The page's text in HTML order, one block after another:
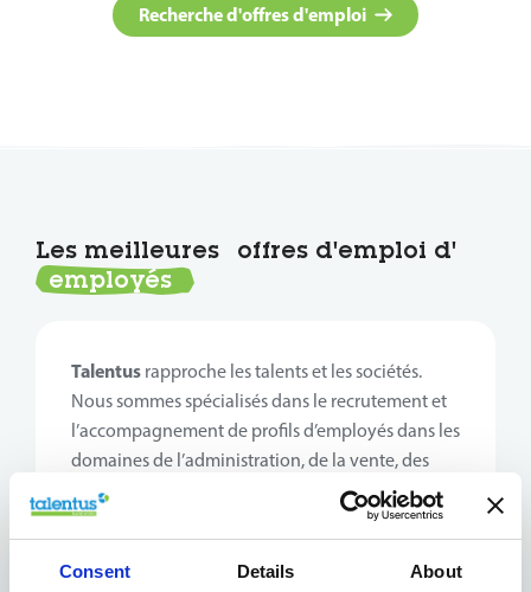
Consent Details About
Recherche d'offres d'emploi
Les meilleures
offres d'emploi d'
employés
Talentus rapproche les talents et les sociétés.
Nous sommes spécialisés dans le recrutement et
l’accompagnement de profils d’employés dans les
domaines de l’administration, de la vente, des
ressources humaines, de la finance, de la
logistique, du service à la clientèle et d’autres
notre vaste réseau de partenaires fiables, tu